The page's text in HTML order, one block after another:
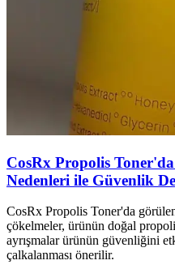
CosRx Propolis
Nedenleri ile Güvenlik
CosRx Propolis Toner'da
çökelmeler, ürünün doğal
ayrışmalar ürünün güvenliğini
çalkalanması önerilir.